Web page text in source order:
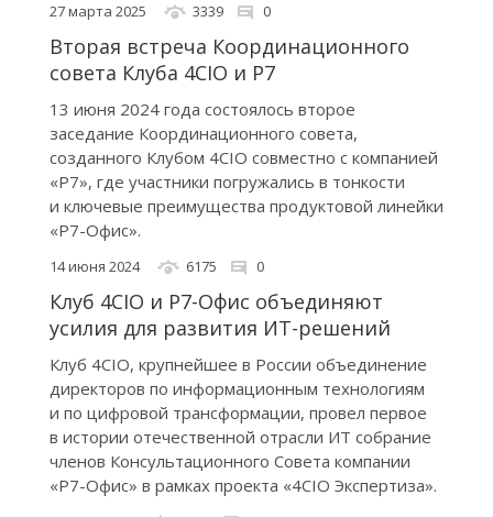
27 марта 2025 3339 0
Вторая встреча Координационного
совета Клуба 4CIO и Р7
13 июня 2024 года состоялось второе
заседание Координационного совета,
созданного Клубом 4CIO совместно с компанией
«Р7», где участники погружались в тонкости
и ключевые преимущества продуктовой линейки
«Р7-Офис».
14 июня 2024 6175 0
Клуб 4CIO и Р7-Офис объединяют
усилия для развития ИТ-решений
Клуб 4CIO, крупнейшее в России объединение
директоров по информационным технологиям
и по цифровой трансформации, провел первое
в истории отечественной отрасли ИТ собрание
членов Консультационного Совета компании
«Р7-Офис» в рамках проекта «4CIO Экспертиза».